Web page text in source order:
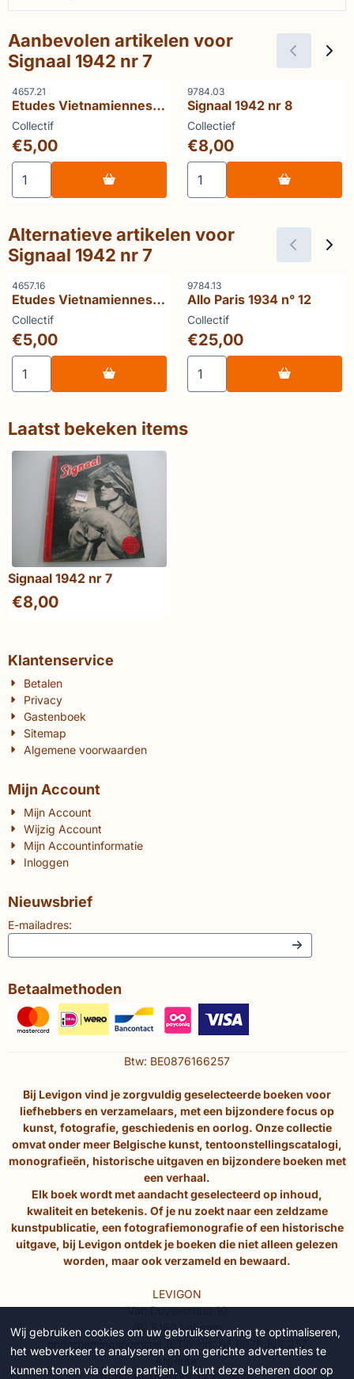
Aanbevolen artikelen voor
Signaal 1942 nr 7
Artikelnummer
4657.21
Etudes Vietnamiennes
21 Le Vietnam
traditionnel
Merk:
Collectif
Prijs: 5,00
€5,00
Aantal kiezen voor Etudes Vietnamiennes 21 Le Vietnam
Artikelnummer
9784.03
Signaal 1942 nr 8
Merk:
Collectief
Prijs: 8,00
€8,00
Aantal kiezen voor Signaal
Alternatieve artikelen voor
Signaal 1942 nr 7
Artikelnummer
4657.16
Etudes Vietnamiennes
16 Face à l'agression
américaine 1965-1967
Merk:
Collectif
Prijs: 5,00
€5,00
Aantal kiezen voor Etudes Vietnamiennes 16 Face à
Artikelnummer
9784.13
Allo Paris 1934 n° 12
Merk:
Collectif
Prijs: 25,00
€25,00
Aantal kiezen voor Allo
Laatst bekeken items
Signaal 1942 nr 7
€8,00
Klantenservice
Betalen
Privacy
Gastenboek
Sitemap
Algemene voorwaarden
Mijn Account
Mijn Account
Wijzig Account
Mijn Accountinformatie
Inloggen
Nieuwsbrief
E-mailadres:
Betaalmethoden
Btw: BE0876166257
Bij Levigon vind je zorgvuldig geselecteerde boeken voor
liefhebbers en verzamelaars, met een bijzondere focus op
kunst, fotografie, geschiedenis en oorlog. Onze collectie
omvat onder meer Belgische kunst, tentoonstellingscatalogi,
monografieën, historische uitgaven en bijzondere boeken met
een verhaal.
Elk boek wordt met aandacht geselecteerd op inhoud,
kwaliteit en betekenis. Of je nu zoekt naar een zeldzame
kunstpublicatie, een fotografiemonografie of een historische
uitgave, bij Levigon ontdek je boeken die niet alleen gelezen
worden, maar ook verzameld en bewaard.
LEVIGON
Van Duysestraat 10
(B) 9160 Lokeren
ondernemingsnummer (BTW-nr): BE 0876.166.257
Argenta:
Wij gebruiken cookies om uw gebruikservaring te optimaliseren,
het webverkeer te analyseren en om gerichte advertenties te
kunnen tonen via derde partijen. U kunt deze beheren door op